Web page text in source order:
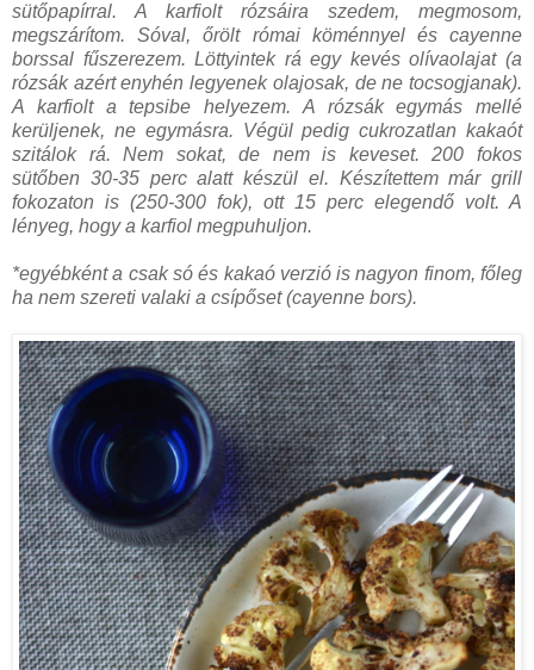
sütőpapírral. A karfiolt rózsáira szedem, megmosom,
megszárítom. Sóval, őrölt római köménnyel és cayenne
borssal fűszerezem. Löttyintek rá egy kevés olívaolajat (a
rózsák azért enyhén legyenek olajosak, de ne tocsogjanak).
A karfiolt a tepsibe helyezem. A rózsák egymás mellé
kerüljenek, ne egymásra. Végül pedig cukrozatlan kakaót
szitálok rá. Nem sokat, de nem is keveset. 200 fokos
sütőben 30-35 perc alatt készül el. Készítettem már grill
fokozaton is (250-300 fok), ott 15 perc elegendő volt. A
lényeg, hogy a karfiol megpuhuljon.
*egyébként a csak só és kakaó verzió is nagyon finom, főleg
ha nem szereti valaki a csípőset (cayenne bors).